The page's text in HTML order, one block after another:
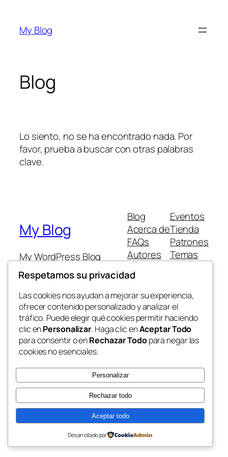
contenido
My Blog
Blog
Lo siento, no se ha encontrado nada. Por
favor, prueba a buscar con otras palabras
clave.
My Blog
My WordPress Blog
Blog
Acerca de
FAQs
Autores
Eventos
Tienda
Patrones
Temas
Twenty Twenty-Five Diseñado conWordPress
Respetamos su privacidad
Las cookies nos ayudan a mejorar su experiencia,
ofrecer contenido personalizado y analizar el
tráfico. Puede elegir qué cookies permitir haciendo
clic enPersonalizar. Haga clic enAceptar Todo
para consentir o enRechazar Todopara negar las
cookies no esenciales.
Personalizar
Rechazar todo
Aceptar todo
Desarrollado por